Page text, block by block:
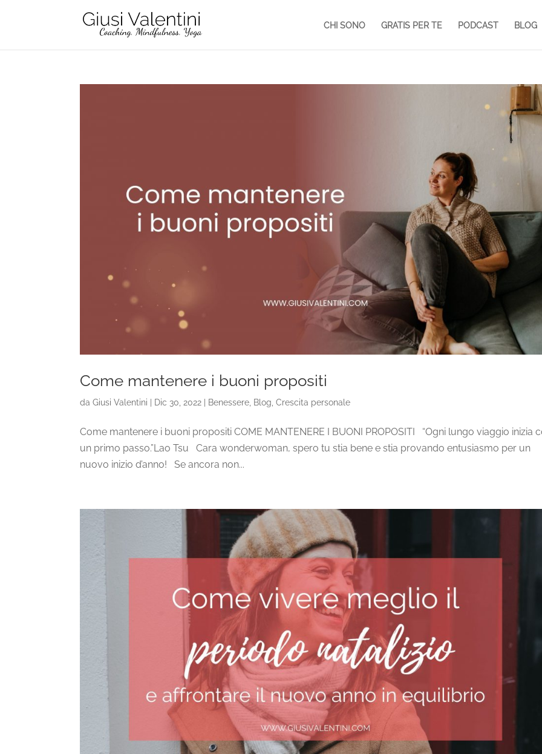
CHI SONO GRATIS PER TE PODCAST BLOG
Come mantenere i buoni propositi
da Giusi Valentini Dic 30, 2022 Benessere Blog Crescita personale
Come mantenere i buoni propositi COME MANTENERE I BUONI PROPOSITI “Ogni lungo viaggio inizia
un primo passo.”Lao Tsu Cara wonderwoman, spero tu stia bene e stia provando entusiasmo per un
nuovo inizio d’anno! Se ancora non...